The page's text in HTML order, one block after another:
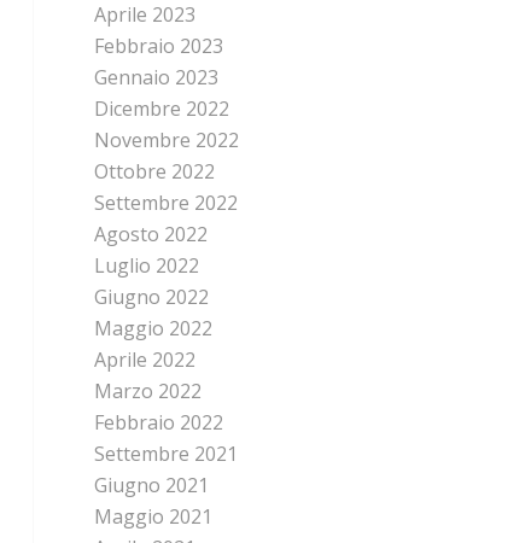
Aprile 2023
Febbraio 2023
Gennaio 2023
Dicembre 2022
Novembre 2022
Ottobre 2022
Settembre 2022
Agosto 2022
Luglio 2022
Giugno 2022
Maggio 2022
Aprile 2022
Marzo 2022
Febbraio 2022
Settembre 2021
Giugno 2021
Maggio 2021